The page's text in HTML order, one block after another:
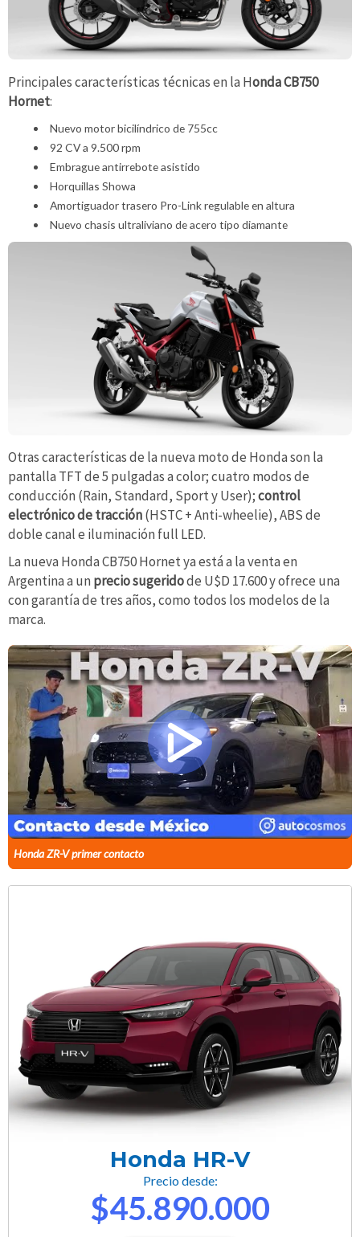
Principales características técnicas en la Honda CB750
Hornet:
Nuevo motor bicilíndrico de 755cc
92 CV a 9.500 rpm
Embrague antirrebote asistido
Horquillas Showa
Amortiguador trasero Pro-Link regulable en altura
Nuevo chasis ultraliviano de acero tipo diamante
Otras características de la nueva moto de Honda son la
pantalla TFT de 5 pulgadas a color; cuatro modos de
conducción (Rain, Standard, Sport y User);control
electrónico de tracción(HSTC + Anti-wheelie), ABS de
doble canal e iluminación full LED.
La nueva Honda CB750 Hornet ya está a la venta en
Argentina a un precio sugeridode U$D 17.600 y ofrece una
con garantía de tres años, como todos los modelos de la
marca.
Honda ZR-V primer contacto
Honda HR-V
Precio desde:
$45.890.000